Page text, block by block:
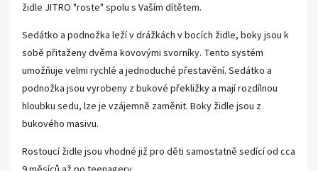
židle JITRO "roste" spolu s Vaším dítětem.
Sedátko a podnožka leží v drážkách v bocích židle, boky jsou k
sobě přitaženy dvěma kovovými svorníky. Tento systém
umožňuje velmi rychlé a jednoduché přestavění. Sedátko a
podnožka jsou vyrobeny z bukové překližky a mají rozdílnou
hloubku sedu, lze je vzájemně zaměnit. Boky židle jsou z
bukového masivu.
Rostoucí židle jsou vhodné již pro děti samostatně sedící od cca